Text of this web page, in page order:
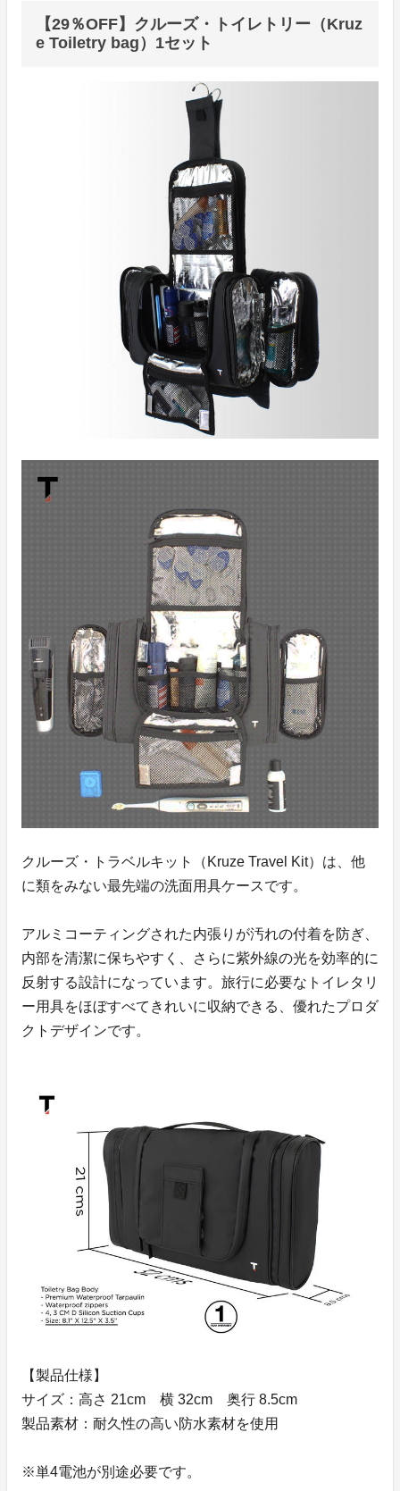
【29％OFF】クルーズ・トイレトリー（Kruz
e Toiletry bag）1セット
クルーズ・トラベルキット（Kruze Travel Kit）は、他
に類をみない最先端の洗面用具ケースです。
アルミコーティングされた内張りが汚れの付着を防ぎ、
内部を清潔に保ちやすく、さらに紫外線の光を効率的に
反射する設計になっています。旅行に必要なトイレタリ
ー用具をほぼすべてきれいに収納できる、優れたプロダ
クトデザインです。
【製品仕様】
サイズ：高さ 21cm 横 32cm 奥行 8.5cm
製品素材：耐久性の高い防水素材を使用
※単4電池が別途必要です。